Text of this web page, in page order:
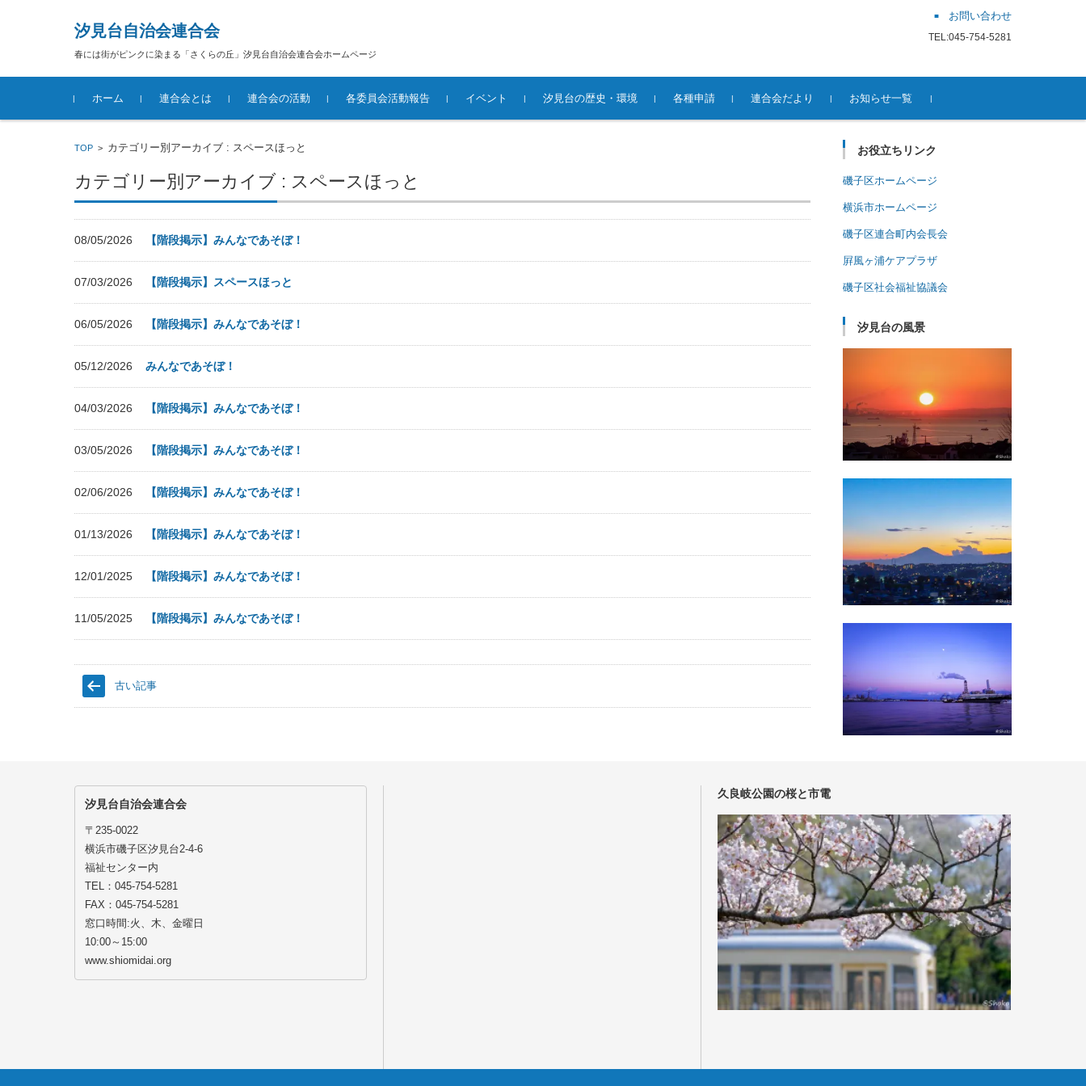
汐見台自治会連合会
春には街がピンクに染まる「さくらの丘」汐見台自治会連合会ホームページ
お問い合わせ
TEL:045-754-5281
コンテンツに移動
ホーム
連合会とは 連合会の活動 各委員会活動報告 イベント 汐見台の歴史・環境 各種申請 連合会だより お知らせ一覧
TOP > カテゴリー別アーカイブ : スペースほっと
カテゴリー別アーカイブ : スペースほっと
08/05/2026 【階段掲示】みんなであそぼ！
07/03/2026 【階段掲示】スペースほっと
06/05/2026 【階段掲示】みんなであそぼ！
05/12/2026 みんなであそぼ！
04/03/2026 【階段掲示】みんなであそぼ！
03/05/2026 【階段掲示】みんなであそぼ！
02/06/2026 【階段掲示】みんなであそぼ！
01/13/2026 【階段掲示】みんなであそぼ！
12/01/2025 【階段掲示】みんなであそぼ！
11/05/2025 【階段掲示】みんなであそぼ！
古い記事
お役立ちリンク
磯子区ホームページ
横浜市ホームページ
磯子区連合町内会長会
屛風ヶ浦ケアプラザ
磯子区社会福祉協議会
汐見台の風景
汐見台自治会連合会
〒235-0022
横浜市磯子区汐見台2-4-6
福祉センター内
TEL：045-754-5281
FAX：045-754-5281
窓口時間:火、木、金曜日
10:00～15:00
www.shiomidai.org
久良岐公園の桜と市電